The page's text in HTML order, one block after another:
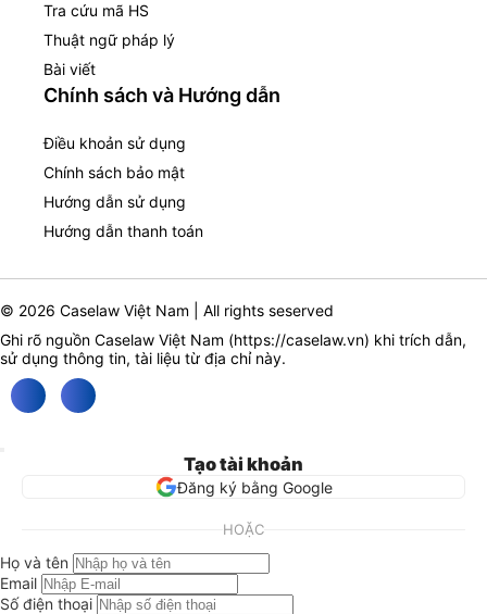
Tra cứu mã HS
Thuật ngữ pháp lý
Bài viết
Chính sách và Hướng dẫn
Điều khoản sử dụng
Chính sách bảo mật
Hướng dẫn sử dụng
Hướng dẫn thanh toán
© 2026 Caselaw Việt Nam | All rights seserved
Ghi rõ nguồn Caselaw Việt Nam (https://caselaw.vn) khi trích dẫn,
sử dụng thông tin, tài liệu từ địa chỉ này.
Tạo tài khoản
Đăng ký bằng Google
HOẶC
Họ và tên
Email
Số điện thoại